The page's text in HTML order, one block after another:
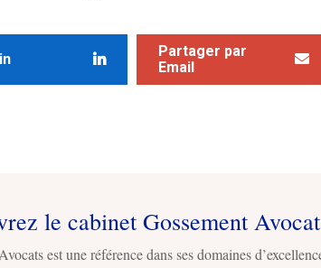
Partager par
Email
le cabinet Gossement
est une référence dans ses domaines